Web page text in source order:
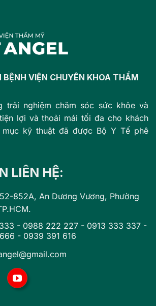
VIỆN CHUYÊN KHOA THẨM
trải nghiệm chăm sóc sức khỏe và
lợi và thoải mái tối đa cho khách
mục kỹ thuật đã được Bộ Y Tế phê
LIÊN HỆ:
852A, An Dương Vương, Phường
- 0988 222 227 - 0913 333 337 -
- 0939 391 616